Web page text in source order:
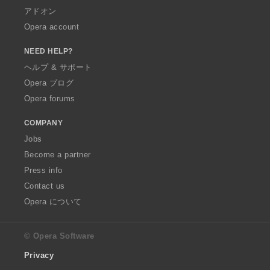
アドオン
Opera account
NEED HELP?
ヘルプ & サポート
Opera ブログ
Opera forums
COMPANY
Jobs
Become a partner
Press info
Contact us
Opera について
© Opera Software
Privacy